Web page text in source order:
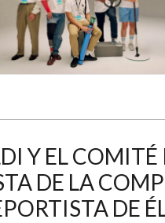
Y EL
DE LA
DE